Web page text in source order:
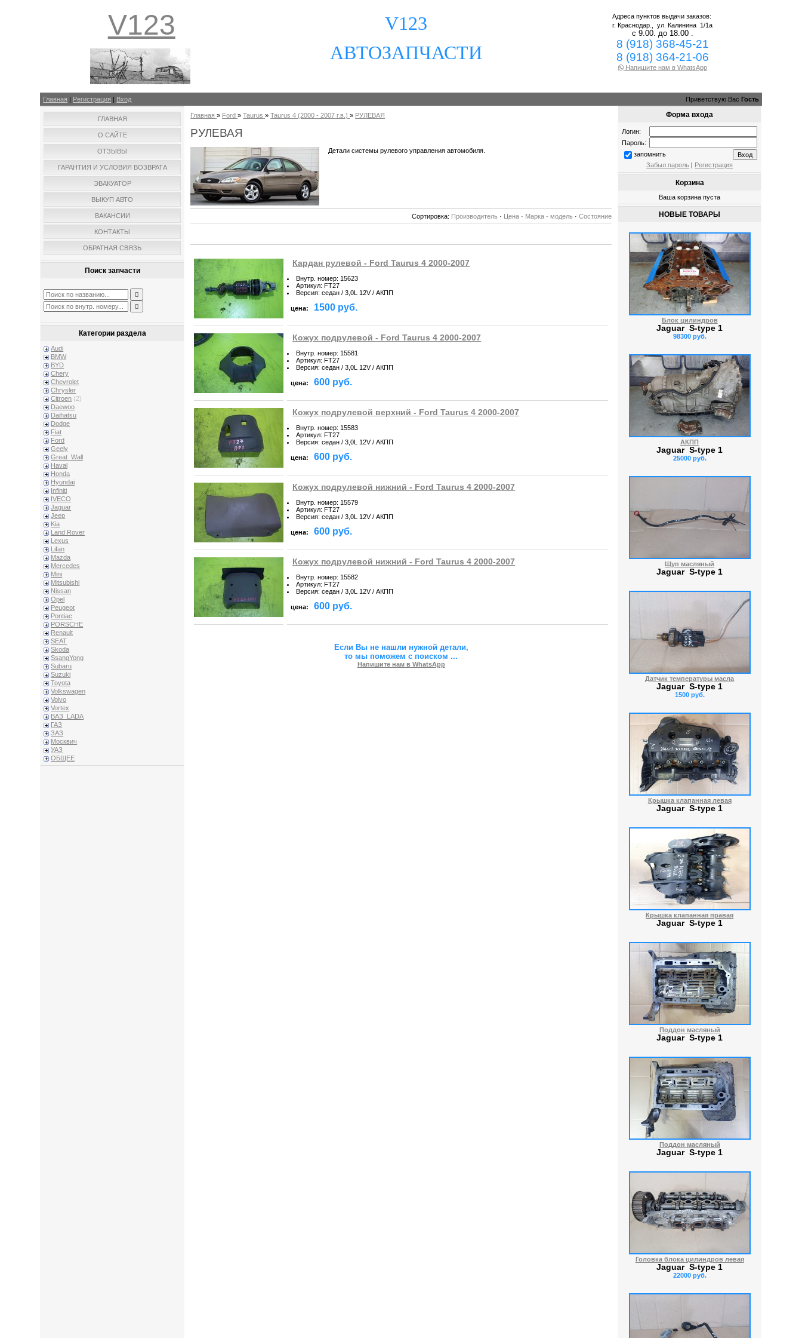
V123
V123
АВТОЗАПЧАСТИ
Адреса пунктов выдачи заказов:
г. Краснодар.,ул. Калинина 1/1а
с 9.00. до 18.00 .
8 (918) 368-45-21
8 (918) 364-21-06
Напишите нам в WhatsApp
Главная | Регистрация | Вход Приветствую Вас Гость
ГЛАВНАЯ
О САЙТЕ
ОТЗЫВЫ
ГАРАНТИЯ И УСЛОВИЯ ВОЗВРАТА
ЭВАКУАТОР
ВЫКУП АВТО
ВАКАНСИИ
КОНТАКТЫ
ОБРАТНАЯ СВЯЗЬ
Поиск запчасти
Категории раздела
Audi
BMW
BYD
Chery
Chevrolet
Chrysler
Citroen (2)
Daewoo
Daihatsu
Dodge
Fiat
Ford
Geely
Great_Wall
Haval
Honda
Hyundai
Infiniti
IVECO
Jaguar
Jeep
Kia
Land Rover
Lexus
Lifan
Mazda
Mercedes
Mini
Mitsubishi
Nissan
Opel
Peugeot
Pontiac
PORSCHE
Renault
SEAT
Skoda
SsangYong
Subaru
Suzuki
Toyota
Volkswagen
Volvo
Vortex
ВАЗ_LADA
ГАЗ
ЗАЗ
Москвич
УАЗ
ОБЩЕЕ
Главная » Ford »Taurus »Taurus 4 (2000 - 2007 г.в.) » РУЛЕВАЯ
РУЛЕВАЯ
Детали системы рулевого управления автомобиля.
Сортировка: Производитель · Цена · Марка ·модель ·Состояние
Кардан рулевой - Ford Taurus 4 2000-2007
Внутр. номер: 15623
Артикул: FT27
Версия: седан / 3,0L 12V / АКПП
цена: 1500 руб.
Кожух подрулевой - Ford Taurus 4 2000-2007
Внутр. номер: 15581
Артикул: FT27
Версия: седан / 3,0L 12V / АКПП
цена: 600 руб.
Кожух подрулевой верхний - Ford Taurus 4 2000-2007
Внутр. номер: 15583
Артикул: FT27
Версия: седан / 3,0L 12V / АКПП
цена: 600 руб.
Кожух подрулевой нижний - Ford Taurus 4 2000-2007
Внутр. номер: 15579
Артикул: FT27
Версия: седан / 3,0L 12V / АКПП
цена: 600 руб.
Кожух подрулевой нижний - Ford Taurus 4 2000-2007
Внутр. номер: 15582
Артикул: FT27
Версия: седан / 3,0L 12V / АКПП
цена: 600 руб.
Если Вы не нашли нужной детали,
то мы поможем с поиском...
Напишите нам в WhatsApp
Форма входа
Логин:
Пароль:
запомнить
Забыл пароль | Регистрация
Корзина
Ваша корзина пуста
НОВЫЕ ТОВАРЫ
Блок цилиндров
Jaguar S-type 1
98300 руб.
АКПП
Jaguar S-type 1
25000 руб.
Щуп масляный
Jaguar S-type 1
Датчик температуры масла
Jaguar S-type 1
1500 руб.
Крышка клапанная левая
Jaguar S-type 1
Крышка клапанная правая
Jaguar S-type 1
Поддон масляный
Jaguar S-type 1
Поддон масляный
Jaguar S-type 1
Головка блока цилиндров левая
Jaguar S-type 1
22000 руб.